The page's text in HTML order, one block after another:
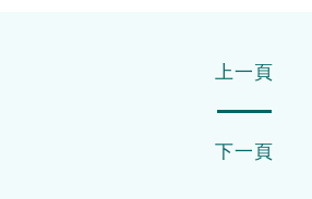
上一頁
下一頁